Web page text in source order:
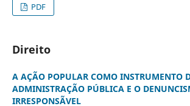
PDF
Direito
A AÇÃO POPULAR COMO INSTRUMENTO
ADMINISTRAÇÃO PÚBLICA E O
IRRESPONSÃVEL